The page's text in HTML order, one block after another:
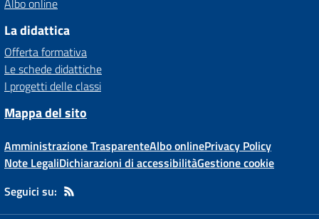
Albo online
La didattica
Offerta formativa
Le schede didattiche
I progetti delle classi
Mappa del sito
Amministrazione TrasparenteAlbo onlinePrivacy Policy
Note LegaliDichiarazioni di accessibilitàGestione cookie
Seguici su: